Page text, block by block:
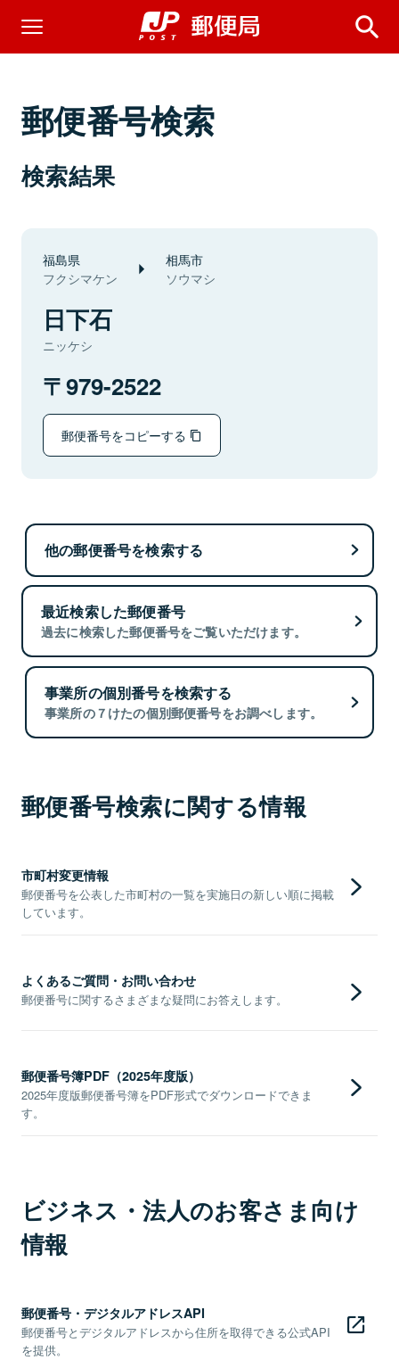
郵便番号検索
検索結果
福島県
フクシマケン
相馬市
ソウマシ
日下石
ニッケシ
979-2522
郵便番号をコピーする
他の郵便番号を検索する
最近検索した郵便番号
過去に検索した郵便番号をご覧いただけます。
事業所の個別番号を検索する
事業所の７けたの個別郵便番号をお調べします。
郵便番号検索に関する情報
市町村変更情報
郵便番号を公表した市町村の一覧を実施日の新しい順に掲載
しています。
よくあるご質問・お問い合わせ
郵便番号に関するさまざまな疑問にお答えします。
郵便番号簿PDF（2025年度版）
2025年度版郵便番号簿をPDF形式でダウンロードできま
す。
ビジネス・法人のお客さま向け
情報
郵便番号・デジタルアドレスAPI
郵便番号とデジタルアドレスから住所を取得できる公式API
を提供。